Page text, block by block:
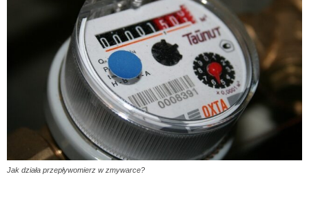
Jak działa przepływomierz w zmywarce?